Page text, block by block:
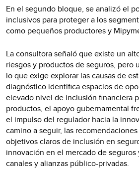
En el segundo bloque, se analizó el
inclusivos para proteger a los
como pequeños productores y
La consultora señaló que existe un
riesgos y productos de seguros, pero
lo que exige explorar las causas de
diagnóstico identifica espacios de
elevado nivel de inclusión financiera
productos, el apoyo gubernamental
el impulso del regulador hacia la
camino a seguir, las
objetivos claros de inclusión en
innovación en el mercado de seguros
canales y alianzas público-privadas.